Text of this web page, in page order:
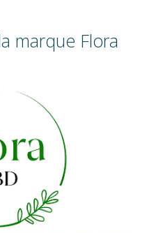
marque Flora